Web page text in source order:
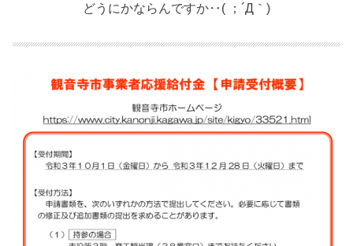
どうにかならんですか‥( ；´Д｀)